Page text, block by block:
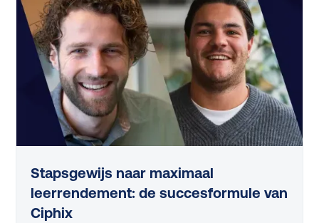
Stapsgewijs naar maximaal
leerrendement: de succesformule van
Ciphix